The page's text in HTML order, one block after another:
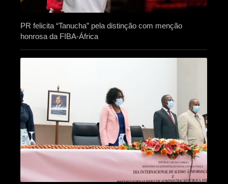
PR felicita “Tanucha” pela distinção com menção
honrosa da FIBA-África